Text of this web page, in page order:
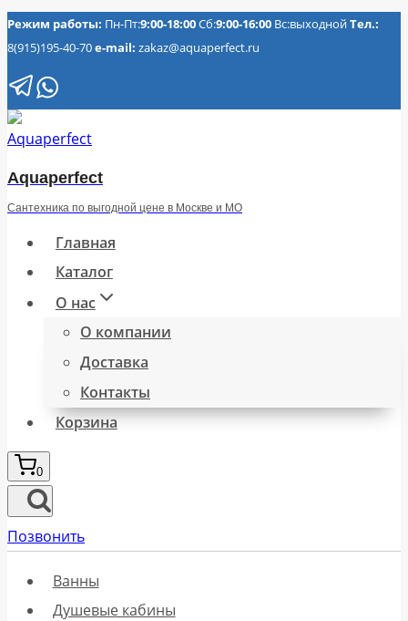
Перейти
к
содержимому
Режим работы: Пн-Пт:9:00-18:00Сб:9:00-16:00 Вс:выходнойТел.:
8(915)195-40-70e-mail: zakaz@aquaperfect.ru
Aquaperfect
Сантехника по выгодной цене в Москве и МО
Главная
Каталог
О нас
О компании
Доставка
Контакты
Корзина
0
Позвонить
Ванны
Душевые кабины